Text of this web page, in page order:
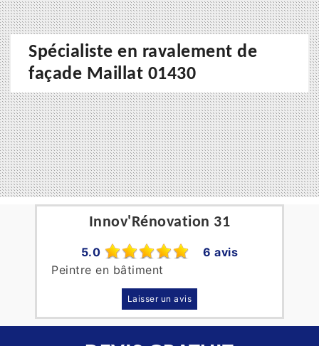
Spécialiste en ravalement de
façade Maillat 01430
Innov'Rénovation 31
5.0
6 avis
Peintre en bâtiment
Laisser un avis